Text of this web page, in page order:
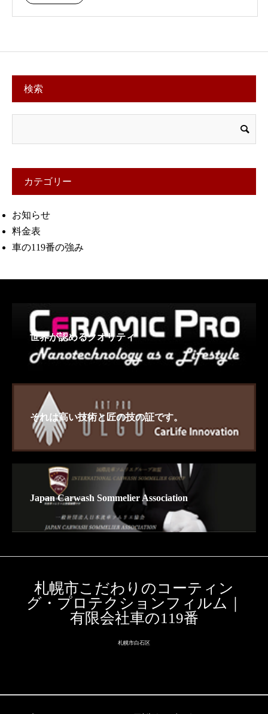
検索
カテゴリー
お知らせ
料金表
車の119番の強み
世界が認めるクオリティ
それは高い技術と匠の技の証です。
Japan Carwash Sommelier Association
札幌市こだわりのコーティン
グ・プロテクションフィルム｜
有限会社車の119番
札幌市白石区